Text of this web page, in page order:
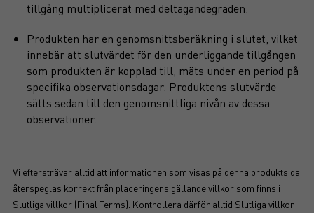
tillgång multiplicerat med deltagandegraden.
Produkten har en genomsnittsberäkning i slutet, vilket
innebär att slutvärdet för den underliggande tillgången
som produkten är kopplad till, mäts under en period på
specifika observationsdagar. Produktens slutvärde
sätts sedan till den genomsnittliga nivån av dessa
observationer.
Vi eftersträvar alltid att informationen som visas på denna produktsida
återspeglas korrekt från placeringens gällande villkor som finns i
Slutliga villkor (Final Terms). Kontrollera därför alltid Slutliga villkor